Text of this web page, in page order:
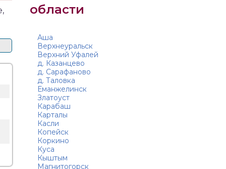
области
Аша
Верхнеуральск
Верхний Уфалей
д. Казанцево
д. Сарафаново
д. Таловка
Еманжелинск
Златоуст
Карабаш
Карталы
Касли
Копейск
Коркино
Куса
Кыштым
Магнитогорск